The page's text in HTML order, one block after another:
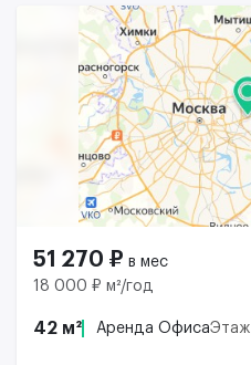
51 270 ₽ в мес
18 000 ₽ м²/год
42 м² Аренда ОфисаЭтаж